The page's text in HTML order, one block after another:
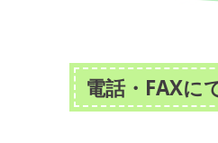
電話・FAXに